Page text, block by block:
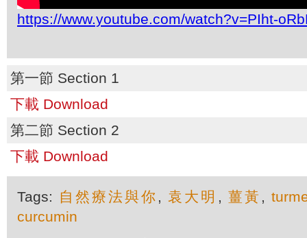
https://www.youtube.com/watch?v=PIht-
第一節 Section 1
下載 Download
第二節 Section 2
下載 Download
Tags: 自然療法與你 ,袁大明 , 薑黃 ,
curcumin